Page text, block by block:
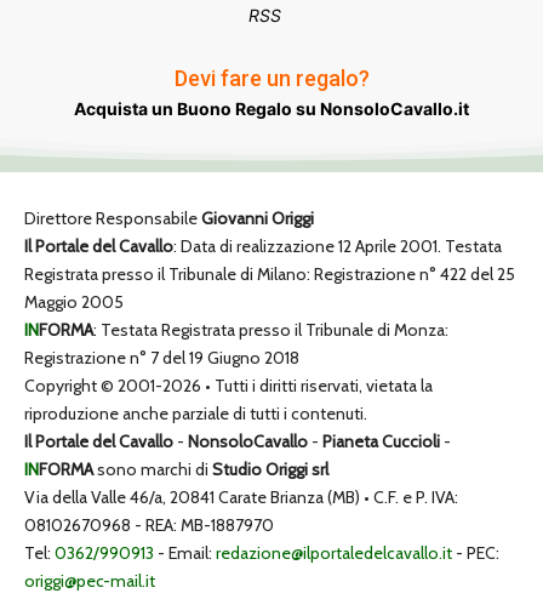
RSS
Devi fare un regalo?
Acquista un Buono Regalo su NonsoloCavallo.it
Direttore ResponsabileGiovanni Origgi
Il Portale del Cavallo: Data di realizzazione 12 Aprile 2001. Testata
Registrata presso il Tribunale di Milano: Registrazione n° 422 del 25
Maggio 2005
INFORMA: Testata Registrata presso il Tribunale di Monza:
Registrazione n° 7 del 19 Giugno 2018
Copyright © 2001-2026 • Tutti i diritti riservati, vietata la
riproduzione anche parziale di tutti i contenuti.
Il Portale del Cavallo - NonsoloCavallo - Pianeta Cuccioli -
INFORMAsono marchi di Studio Origgi srl
Via della Valle 46/a, 20841 Carate Brianza (MB) • C.F. e P. IVA:
08102670968 - REA: MB-1887970
Tel: 0362/990913 - Email: redazione@ilportaledelcavallo.it - PEC:
origgi@pec-mail.it